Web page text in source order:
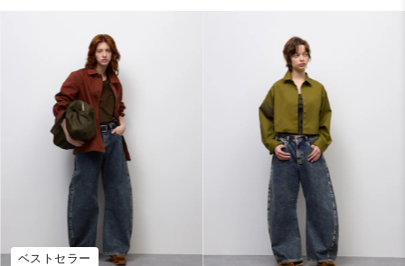
ベストセラー